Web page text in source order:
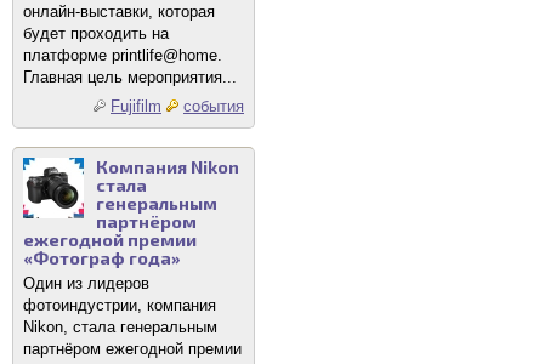
онлайн-выставки, которая
будет проходить на
платформе printlife@home.
Главная цель мероприятия...
Fujifilm
события
Компания Nikon
стала
генеральным
партнёром
ежегодной премии
«Фотограф года»
Один из лидеров
фотоиндустрии, компания
Nikon, стала генеральным
партнёром ежегодной премии